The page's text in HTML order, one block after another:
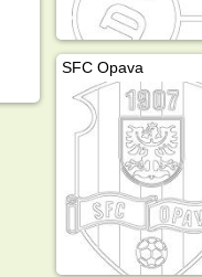
SFC Opava